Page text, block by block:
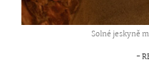
Solné jeskyně